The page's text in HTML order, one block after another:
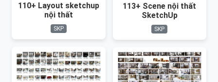
110+ Layout sketchup
nội thất
SKP
113+ Scene nội thất
SketchUp
SKP